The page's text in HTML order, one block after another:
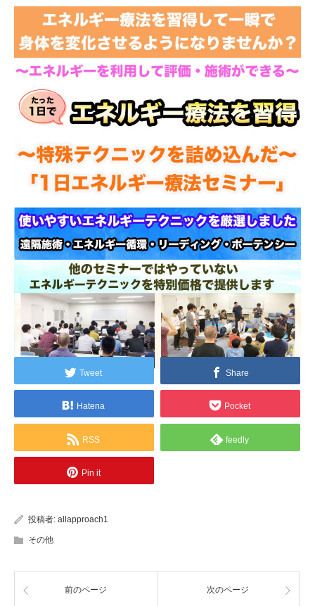
Tweet Share
Hatena Pocket
RSS feedly
Pin it
投稿者: allapproach1
その他
前のページ 次のページ